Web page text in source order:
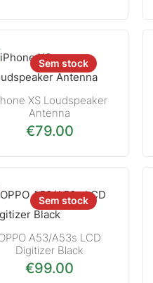
Sem stock
XS Loudspeaker
Antenna
€79.00
Sem stock
A53/A53s LCD
Digitizer Black
€99.00